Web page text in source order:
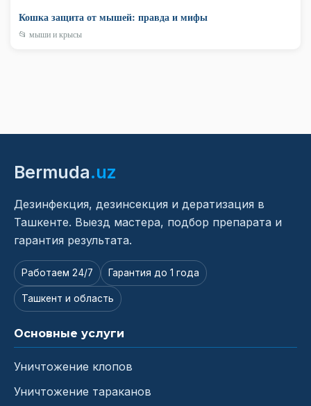
Кошка защита от мышей: правда и мифы
📂 мыши и крысы
Bermuda.uz
Дезинфекция, дезинсекция и дератизация в
Ташкенте. Выезд мастера, подбор препарата и
гарантия результата.
Работаем 24/7 Гарантия до 1 года
Ташкент и область
Основные услуги
Уничтожение клопов
Уничтожение тараканов